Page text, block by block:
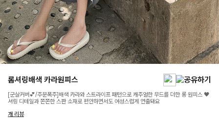
롬셔링배색 카라원피스
[군살커버💕/주문폭주]배색 카라와 스트라이프 패턴으로 캐주얼한 무드를 더한 롱 원피스 🖤
셔링 디테일과 쫀쫀한 스판 소재로 편안하면서도 여성스럽게 연출돼요
개 리뷰